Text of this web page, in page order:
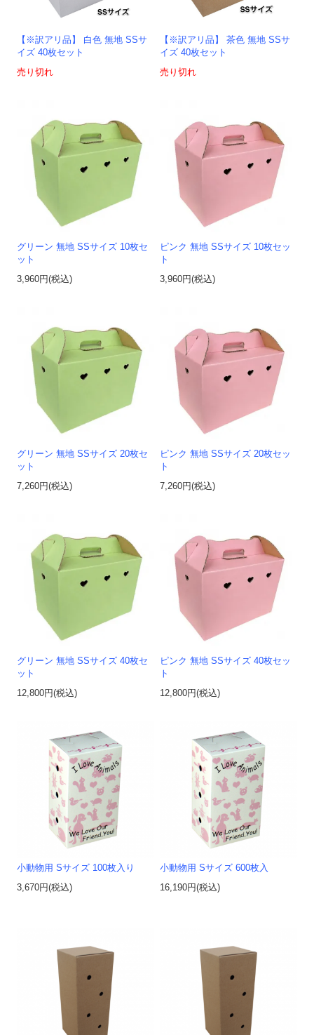
【※訳アリ品】 白色 無地 SSサ
イズ 40枚セット
売り切れ
【※訳アリ品】 茶色 無地 SSサ
イズ 40枚セット
売り切れ
グリーン 無地 SSサイズ 10枚セ
ット
3,960円(税込)
ピンク 無地 SSサイズ 10枚セッ
ト
3,960円(税込)
グリーン 無地 SSサイズ 20枚セ
ット
7,260円(税込)
ピンク 無地 SSサイズ 20枚セッ
ト
7,260円(税込)
グリーン 無地 SSサイズ 40枚セ
ット
12,800円(税込)
ピンク 無地 SSサイズ 40枚セッ
ト
12,800円(税込)
小動物用 Sサイズ 100枚入り
3,670円(税込)
小動物用 Sサイズ 600枚入
16,190円(税込)